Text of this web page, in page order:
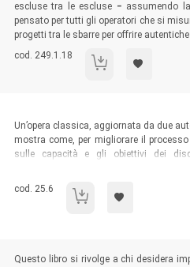
escluse tra le escluse ‒ assumendo
pensato per tutti gli operatori che si
progetti tra le sbarre per offrire
Codice libro:
cod. 249.1.18 Donne detenute
Sommario:
Un’opera classica, aggiornata da due
mostra come, per migliorare il
sulle capacità e gli obiettivi dei
sull’orientamento personale verso
competenze fondamentali.
Codice libro:
cod. 25.6 Quando l'adulto impara
Sommario:
Questo libro si rivolge a chi desidera